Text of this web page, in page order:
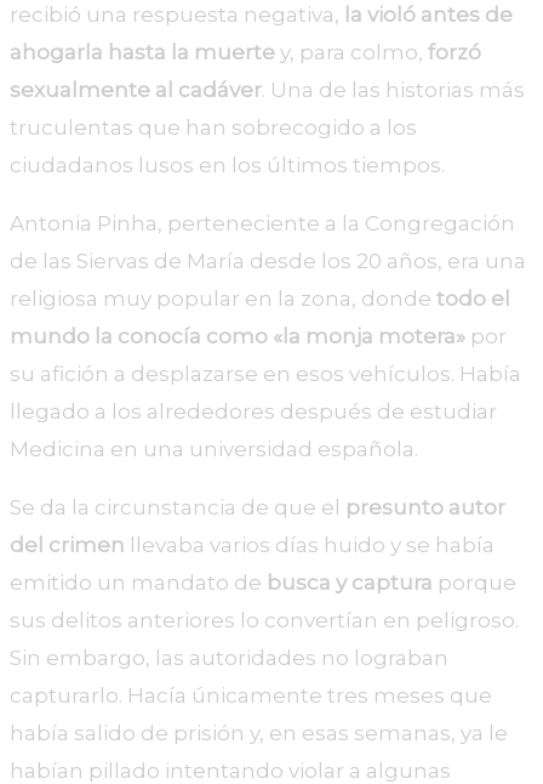
recibió una respuesta negativa, la violó antes de
ahogarla hasta la muerte y, para colmo, forzó
sexualmente al cadáver. Una de las historias más
truculentas que han sobrecogido a los
ciudadanos lusos en los últimos tiempos.
Antonia Pinha, perteneciente a la Congregación
de las Siervas de María desde los 20 años, era una
religiosa muy popular en la zona, donde todo el
mundo la conocía como «la monja motera» por
su afición a desplazarse en esos vehículos. Había
llegado a los alrededores después de estudiar
Medicina en una universidad española.
Se da la circunstancia de que el presunto autor
del crimen llevaba varios días huido y se había
emitido un mandato de busca y captura porque
sus delitos anteriores lo convertían en peligroso.
Sin embargo, las autoridades no lograban
capturarlo. Hacía únicamente tres meses que
había salido de prisión y, en esas semanas, ya le
habían pillado intentando violar a algunas